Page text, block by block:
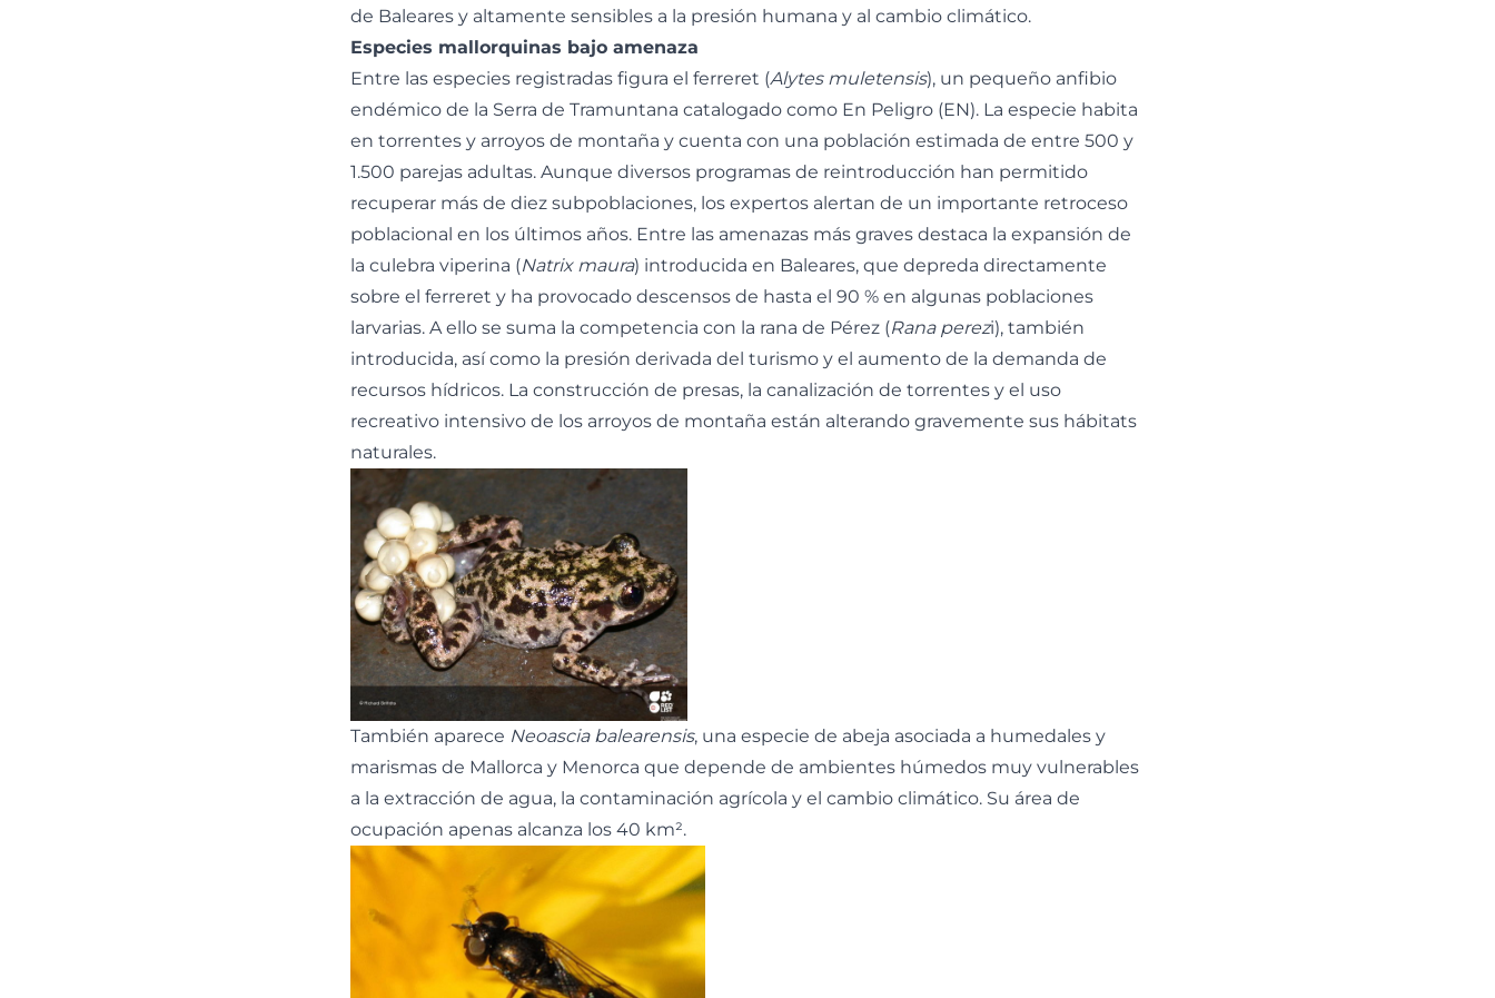
de Baleares y altamente sensibles a la presión humana y al cambio climático.
Especies mallorquinas bajo amenaza
Entre las especies registradas figura el ferreret (Alytes muletensis), un pequeño anfibio
endémico de la Serra de Tramuntana catalogado como En Peligro (EN). La especie habita
en torrentes y arroyos de montaña y cuenta con una población estimada de entre 500 y
1.500 parejas adultas. Aunque diversos programas de reintroducción han permitido
recuperar más de diez subpoblaciones, los expertos alertan de un importante retroceso
poblacional en los últimos años. Entre las amenazas más graves destaca la expansión de
la culebra viperina (Natrix maura) introducida en Baleares, que depreda directamente
sobre el ferreret y ha provocado descensos de hasta el 90 % en algunas poblaciones
larvarias. A ello se suma la competencia con la rana de Pérez (Rana perezi), también
introducida, así como la presión derivada del turismo y el aumento de la demanda de
recursos hídricos. La construcción de presas, la canalización de torrentes y el uso
recreativo intensivo de los arroyos de montaña están alterando gravemente sus hábitats
naturales.
También aparece Neoascia balearensis, una especie de abeja asociada a humedales y
marismas de Mallorca y Menorca que depende de ambientes húmedos muy vulnerables
a la extracción de agua, la contaminación agrícola y el cambio climático. Su área de
ocupación apenas alcanza los 40 km².